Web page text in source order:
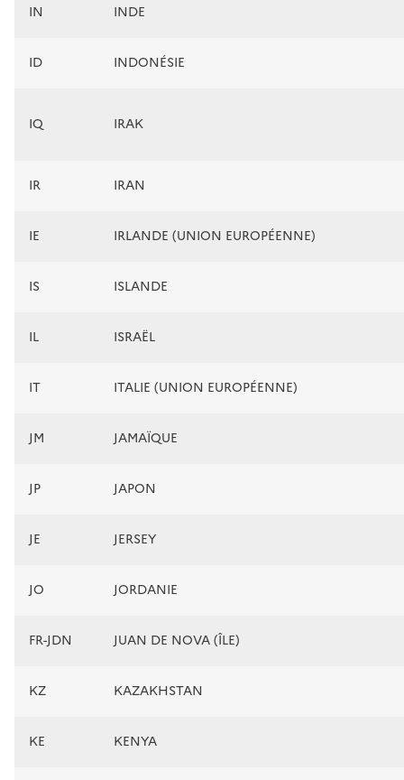
IN INDE
ID INDONÉSIE
IQ IRAK
IR IRAN
IE IRLANDE (UNION EUROPÉENNE)
IS ISLANDE
IL ISRAËL
IT ITALIE (UNION EUROPÉENNE)
JM JAMAÏQUE
JP JAPON
JE JERSEY
JO JORDANIE
FR-JDN JUAN DE NOVA (ÎLE)
KZ KAZAKHSTAN
KE KENYA